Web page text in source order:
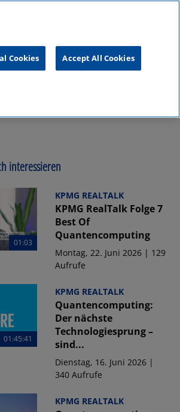
interessieren
01:03
KPMG REALTALK
KPMG RealTalk Folge 7
Best Of
Quantencomputing
Montag, 22. Juni 2026 | 129
Aufrufe
01:45:41
KPMG REALTALK
Quantencomputing:
Der nächste
Technologiesprung –
sind...
Dienstag, 16. Juni 2026 |
340 Aufrufe
KPMG REALTALK
Cookies Accept All Cookies